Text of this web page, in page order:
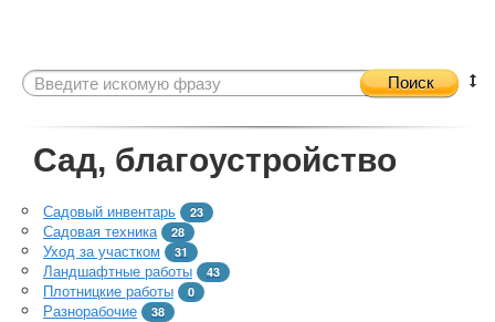
Поиск
Сад, благоустройство
Садовый инвентарь 23
Садовая техника 28
Уход за участком 31
Ландшафтные работы 43
Плотницкие работы 0
Разнорабочие 38